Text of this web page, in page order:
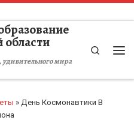
области
удивительного мира
Search
» День Космонавтики В